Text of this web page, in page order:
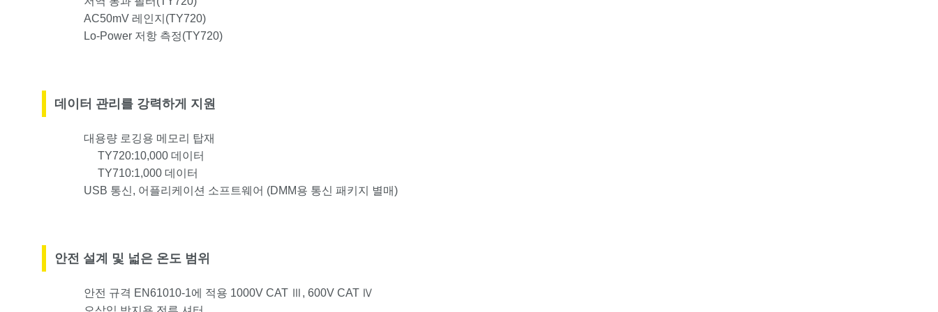
AC50mV 레인지(TY720)
Lo-Power 저항 측정(TY720)
데이터 관리를 강력하게 지원
대용량 로깅용 메모리 탑재
TY720:10,000 데이터
TY710:1,000 데이터
USB 통신, 어플리케이션 소프트웨어 (DMM용 통신 패키지 별매)
안전 설계 및 넓은 온도 범위
안전 규격 EN61010-1에 적용 1000V CAT Ⅲ, 600V CAT Ⅳ